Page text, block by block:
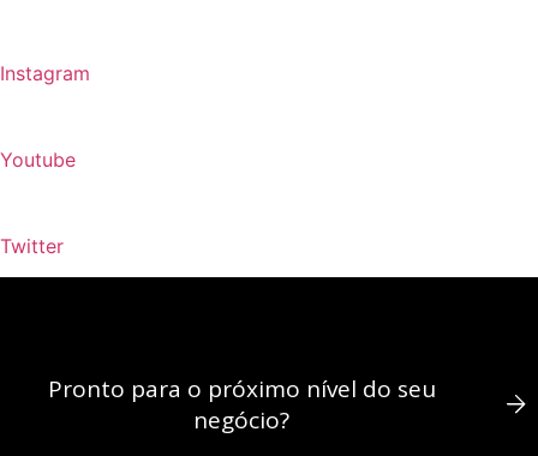
Instagram
Youtube
Twitter
Pronto para o próximo nível do seu
negócio?